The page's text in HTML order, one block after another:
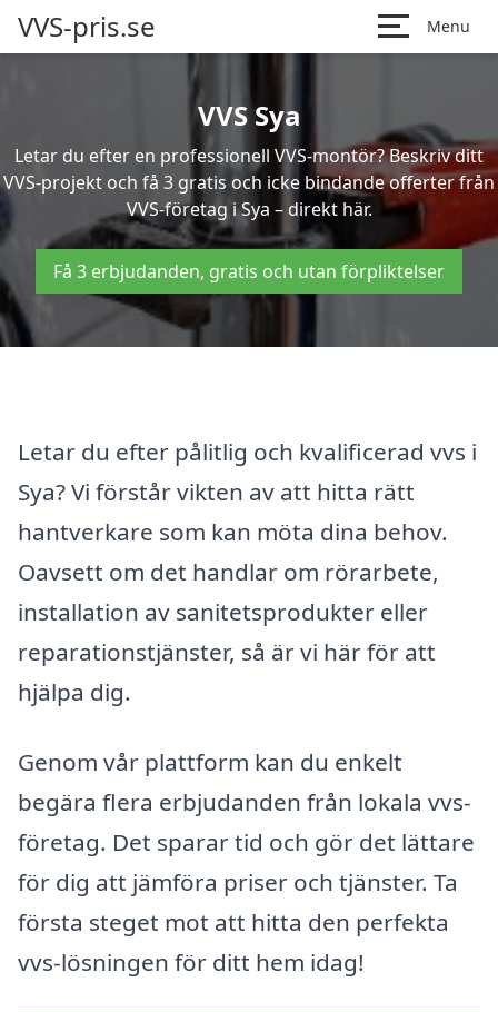
VVS-pris.se Menu
VVS Sya
Letar du efter en professionell VVS-montör? Beskriv ditt
VVS-projekt och få 3 gratis och icke bindande offerter från
VVS-företag i Sya – direkt här.
Få 3 erbjudanden, gratis och utan förpliktelser
Letar du efter pålitlig och kvalificerad vvs i
Sya? Vi förstår vikten av att hitta rätt
hantverkare som kan möta dina behov.
Oavsett om det handlar om rörarbete,
installation av sanitetsprodukter eller
reparationstjänster, så är vi här för att
hjälpa dig.
Genom vår plattform kan du enkelt
begära flera erbjudanden från lokala vvs-
företag. Det sparar tid och gör det lättare
för dig att jämföra priser och tjänster. Ta
första steget mot att hitta den perfekta
vvs-lösningen för ditt hem idag!